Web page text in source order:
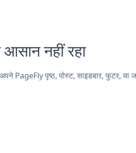
नहीं रहा
पृष्ठ, पोस्ट, साइडबार, फुटर, या